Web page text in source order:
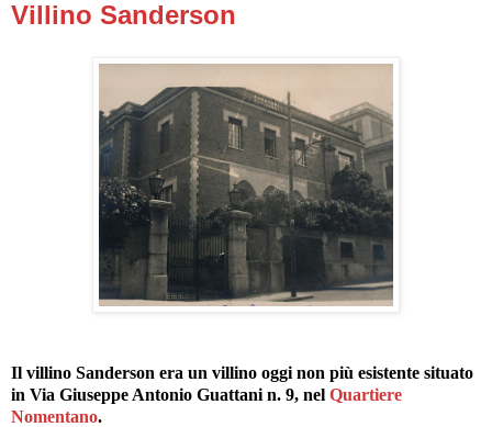
Villino Sanderson
Il villino Sanderson era un villino oggi non più esistente situato
in Via Giuseppe Antonio Guattani n. 9, nel Quartiere
Nomentano.